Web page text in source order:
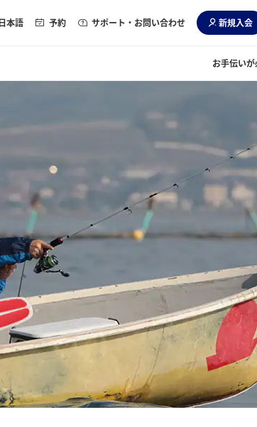
本語 予約 サポート・お問い合わせ 新規入会
お手伝い